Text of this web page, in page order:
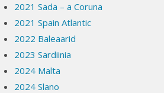
2021 Sada – a Coruna
2021 Spain Atlantic
2022 Baleaarid
2023 Sardiinia
2024 Malta
2024 Slano